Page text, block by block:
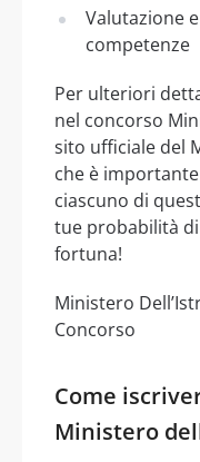
Valutazione
competenze
Per ulteriori
nel concorso
sito ufficiale del
che è
ciascuno di
tue probabilità
fortuna!
Ministero
Concorso
Come
Ministero